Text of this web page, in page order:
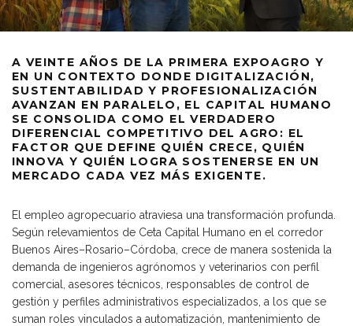
A VEINTE AÑOS DE LA PRIMERA EXPOAGRO Y
EN UN CONTEXTO DONDE DIGITALIZACIÓN,
SUSTENTABILIDAD Y PROFESIONALIZACIÓN
AVANZAN EN PARALELO, EL CAPITAL HUMANO
SE CONSOLIDA COMO EL VERDADERO
DIFERENCIAL COMPETITIVO DEL AGRO: EL
FACTOR QUE DEFINE QUIÉN CRECE, QUIÉN
INNOVA Y QUIÉN LOGRA SOSTENERSE EN UN
MERCADO CADA VEZ MÁS EXIGENTE.
El empleo agropecuario atraviesa una transformación profunda.
Según relevamientos de Ceta Capital Humano en el corredor
Buenos Aires–Rosario–Córdoba, crece de manera sostenida la
demanda de ingenieros agrónomos y veterinarios con perfil
comercial, asesores técnicos, responsables de control de
gestión y perfiles administrativos especializados, a los que se
suman roles vinculados a automatización, mantenimiento de